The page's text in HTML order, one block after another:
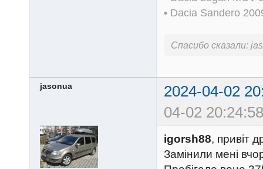
• Dacia Sandero
Спасибо сказали:
jasonua
2024-04-02
04-02
igorsh88, привіт
Замінили мені